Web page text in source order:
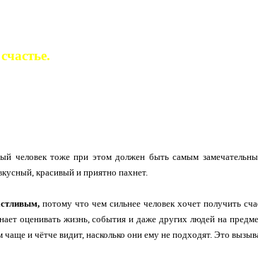
человек тоже при этом должен быть самым
красивый и приятно пахнет.
потому что чем сильнее человек хочет получить
оценивать жизнь, события и даже других людей на
и чётче видит, насколько они ему не подходят. Это